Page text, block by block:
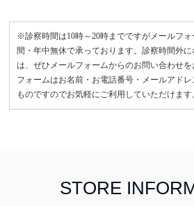
※診察時間は10時～20時までですがメールフ
間・年中無休で承っております。診察時間外
は、ぜひメールフォームからのお問い合わせ
フォームはお名前・お電話番号・メールアド
ものですのでお気軽にご利用していただけます
STORE